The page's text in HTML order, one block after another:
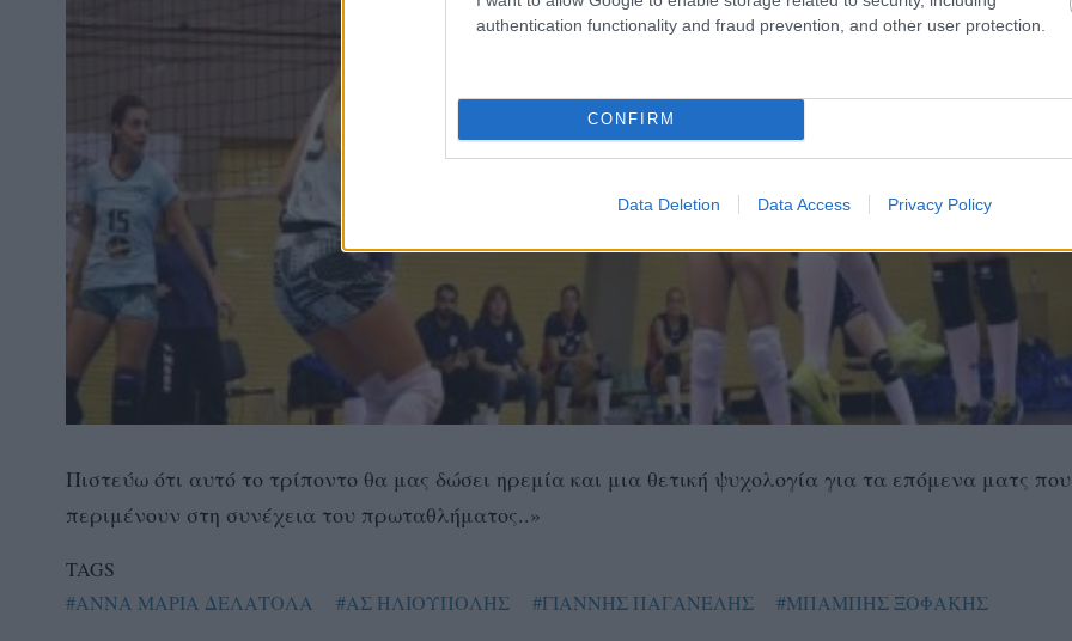
authentication functionality and fraud prevention, and other user protection.
CONFIRM
Data Deletion Data Access Privacy Policy
Πιστεύω ότι αυτό το τρίποντο θα μας δώσει ηρεμία και μια θετική ψυχολογία για τα επόμενα ματς
περιμένουν στη συνέχεια του πρωταθλήματος..»
TAGS
#AΝΝΑ ΜΑΡΙΑ ΔΕΛΑΤΟΛΑ
#ΑΣ ΗΛΙΟΥΠΟΛΗΣ #ΓΙΑΝΝΗΣ ΠΑΓΑΝΕΛΗΣ #ΜΠΑΜΠΗΣ ΞΟΦΑΚΗΣ